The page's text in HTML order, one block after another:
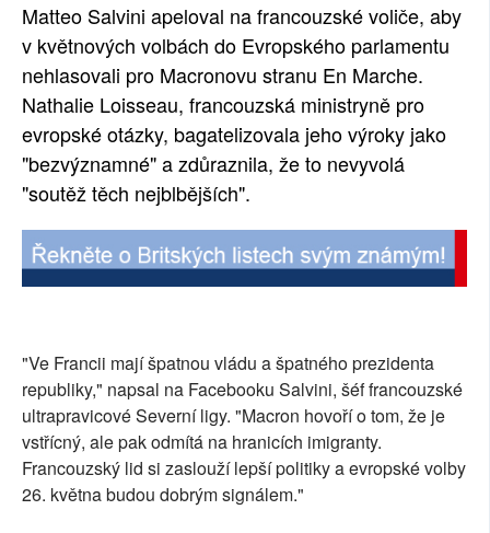
Matteo Salvini apeloval na francouzské voliče, aby
v květnových volbách do Evropského parlamentu
nehlasovali pro Macronovu stranu En Marche.
Nathalie Loisseau, francouzská ministryně pro
evropské otázky, bagatelizovala jeho výroky jako
"bezvýznamné" a zdůraznila, že to nevyvolá
"soutěž těch nejblbějších".
"Ve Francii mají špatnou vládu a špatného prezidenta
republiky," napsal na Facebooku Salvini, šéf francouzské
ultrapravicové Severní ligy. "Macron hovoří o tom, že je
vstřícný, ale pak odmítá na hranicích imigranty.
Francouzský lid si zaslouží lepší politiky a evropské volby
26. května budou dobrým signálem."